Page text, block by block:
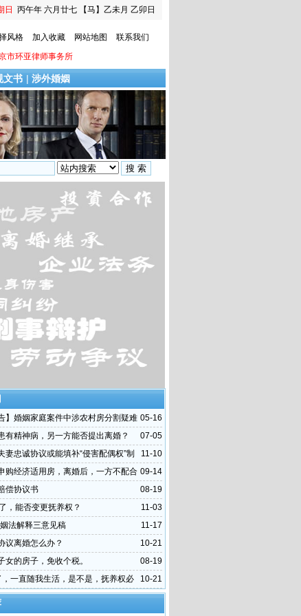
日 丙午年 六月廿七 【马】乙未月 乙卯日
风格 加入收藏 网站地图
联系我们
市环亚律师事务所
文书 | 涉外婚姻
05-16
】婚姻家庭案件中涉农村房分割疑难
07-05
有精神病，另一方能否提出离婚？
11-10
妻忠诚协议或能填补“侵害配偶权”制
09-14
购经济适用房，离婚后，一方不配合
？
08-19
偿协议书
11-03
，能否变更抚养权？
11-17
法解释三意见稿
10-21
议离婚怎么办？
08-19
女的房子，免收个税。
10-21
一直随我生活，是不是，抚养权必